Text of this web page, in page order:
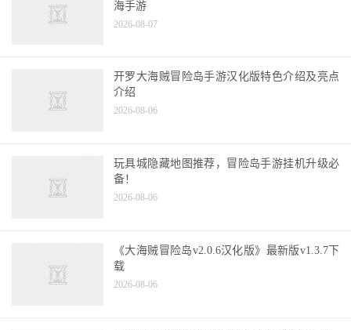
海手游
2026-08-07
开罗大海贼冒险岛手游汉化版特色介绍及亮点
介绍
2026-08-06
玩具城隐藏地图推荐，冒险岛手游挂机升级必
备！
2026-08-06
《大海贼冒险岛v2.0.6汉化版》最新版v1.3.7下
载
2026-08-06